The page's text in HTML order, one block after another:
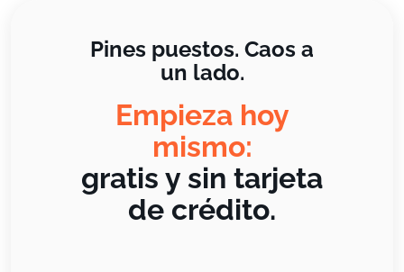
Pines puestos. Caos a
un lado.
Empieza hoy
mismo:
gratis y sin tarjeta
de crédito.